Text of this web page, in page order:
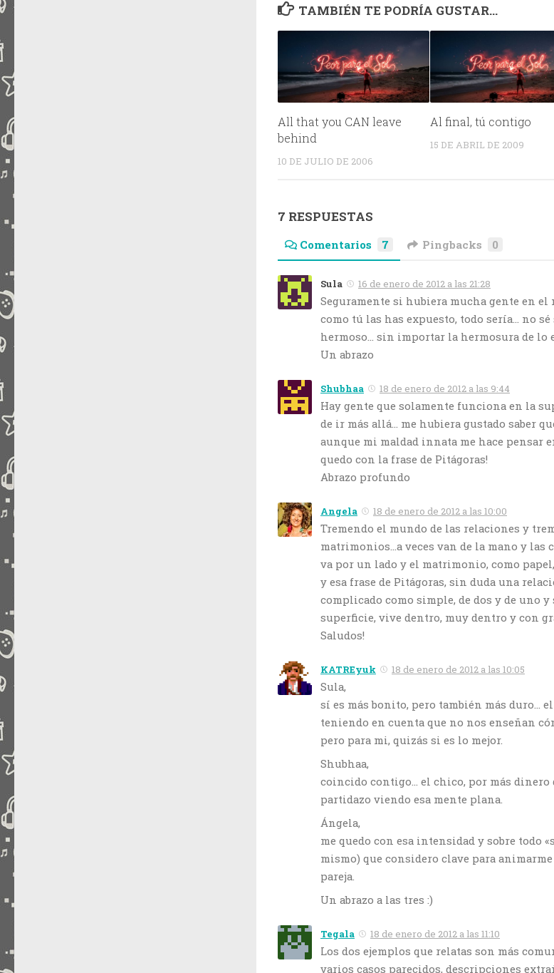
TAMBIÉN TE PODRÍA GUSTAR...
All that you CAN leave
behind
10 DE JULIO DE 2006
Al final, tú contigo
15 DE ABRIL DE 2009
7 RESPUESTAS
Comentarios 7 Pingbacks 0
Sula 16 de enero de 2012 a las 21:28
Seguramente si hubiera mucha gente en el
como tú las has expuesto, todo sería… no
hermoso… sin importar la hermosura de lo
Un abrazo
Shubhaa 18 de enero de 2012 a las 9:44
Hay gente que solamente funciona en la
de ir más allá… me hubiera gustado saber
aunque mi maldad innata me hace pensar
quedo con la frase de Pitágoras!
Abrazo profundo
Angela 18 de enero de 2012 a las 10:00
Tremendo el mundo de las relaciones y
matrimonios…a veces van de la mano y
va por un lado y el matrimonio, como
y esa frase de Pitágoras, sin duda una
complicado como simple, de dos y de uno
superficie, vive dentro, muy dentro y con
Saludos!
KATREyuk 18 de enero de 2012 a las 10:05
Sula,
sí es más bonito, pero también más duro…
teniendo en cuenta que no nos enseñan
pero para mi, quizás si es lo mejor.
Shubhaa,
coincido contigo… el chico, por más dinero
partidazo viendo esa mente plana.
Ángela,
me quedo con esa intensidad y sobre todo
mismo) que considero clave para
pareja.
Un abrazo a las tres :)
Tegala 18 de enero de 2012 a las 11:10
Los dos ejemplos que relatas son más
varios casos parecidos, descripciones